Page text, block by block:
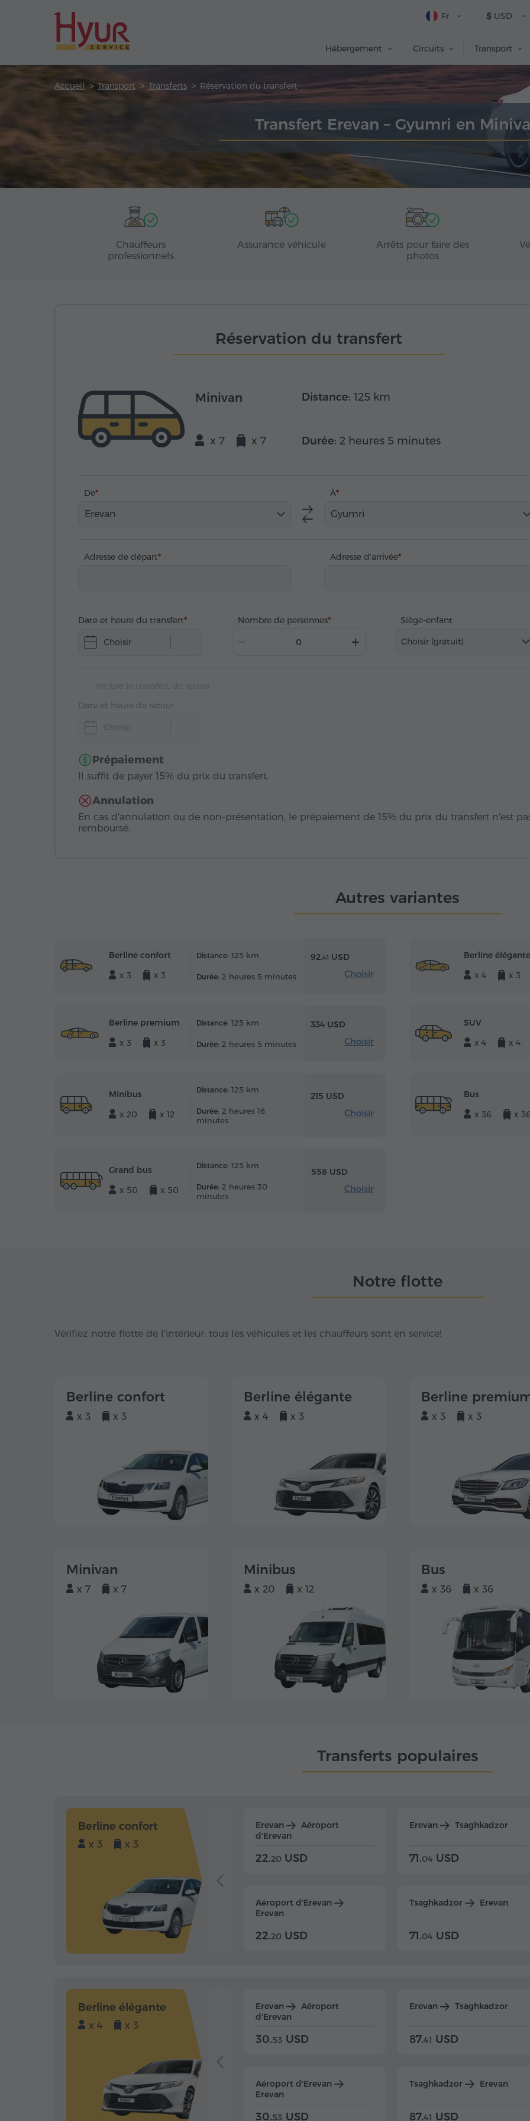
$ USD
Fr
Hébergement Circuits Transport
Accueil Transport Transferts Réservation du transfert
Transfert Erevan – Gyumri en
Chauffeurs
professionnels
Assurance véhicule
Arrêts pour faire des
photos
Réservation du transfert
Minivan
x 7 x 7
Distance: 125 km
Durée: 2 heures 5 minutes
De
Erevan
À
Gyumri
Adresse de départ Adresse d'arrivée
Date et heure du transfert
Choisir
Nombre de personnes
Siège-enfant
Choisir (gratuit)
Date et heure de retour
Choisir
Prépaiement
Il suffit de payer 15% du prix du transfert.
Annulation
En cas d'annulation ou de non-présentation, le prépaiement de 15% du prix du transfert n'est
remboursé.
Autres variantes
Berline confort
x 3
x 3
Distance: 125 km
Durée: 2 heures 5 minutes
92.41 USD
Choisir
Berline élégante
x 4
x 3
Berline premium
x 3
x 3
Distance: 125 km
Durée: 2 heures 5 minutes
334 USD
Choisir
SUV
x 4
x 4
Minibus
x 20
x 12
Distance: 125 km
Durée: 2 heures 16
minutes
215 USD
Choisir
Bus
x 36
x
Grand bus
x 50
x 50
Distance: 125 km
Durée: 2 heures 30
minutes
558 USD
Choisir
Notre flotte
Vérifiez notre flotte de l'intérieur: tous les véhicules et les chauffeurs sont en service!
Berline confort
x 3 x 3
Berline élégante
x 4 x 3
Berline
x 3 x 3
Minivan
x 7 x 7
Minibus
x 20 x 12
Bus
x 36 x 36
Transferts populaires
Berline confort
x 3 x 3
Erevan
Aéroport
d'Erevan
22.20 USD
Aéroport d'Erevan
Erevan
22.20 USD
Erevan Tsaghkadzor
71.04 USD
Tsaghkadzor Erevan
71.04 USD
Berline élégante
x 4 x 3
Erevan
Aéroport
d'Erevan
30.53 USD
Aéroport d'Erevan
Erevan
30.53 USD
Erevan Tsaghkadzor
87.41 USD
Tsaghkadzor Erevan
87.41 USD